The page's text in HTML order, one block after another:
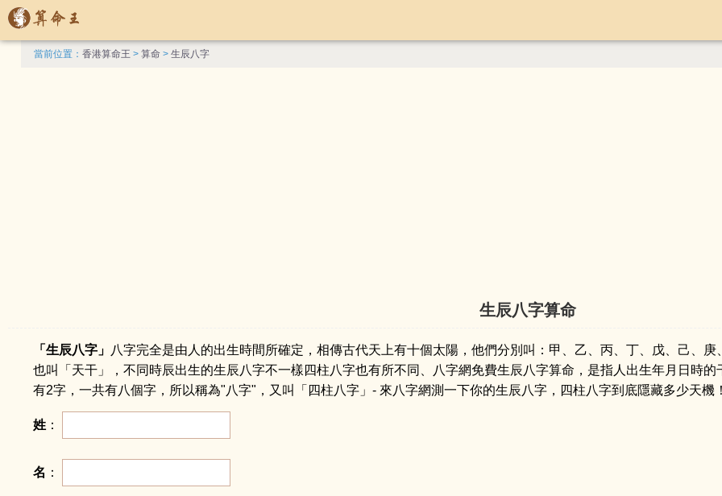
當前位置： 香港算命王 > 算命> 生辰八字
生辰八字算命
「生辰八字」 八字完全是由人的出生時間所確定，相傳古代天上有十個太陽，他們分別叫：甲、乙、丙、丁、戊、己、
也叫「天干」，不同時辰出生的生辰八字不一樣四柱八字也有所不同、八字網免費生辰八字算命，是指人出生年月日時
有2字，一共有八個字，所以稱為"八字"，又叫「四柱八字」- 來八字網測一下你的生辰八字，四柱八字到底隱藏多少天機！
姓：
名 ：